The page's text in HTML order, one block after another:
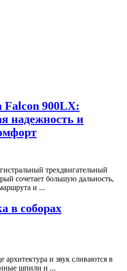
Falcon 900LX:
надежность и
трехдвигательный
сочетает большую дальность,
и ...
в соборах
архитектура и звук сливаются в
шпили и ...